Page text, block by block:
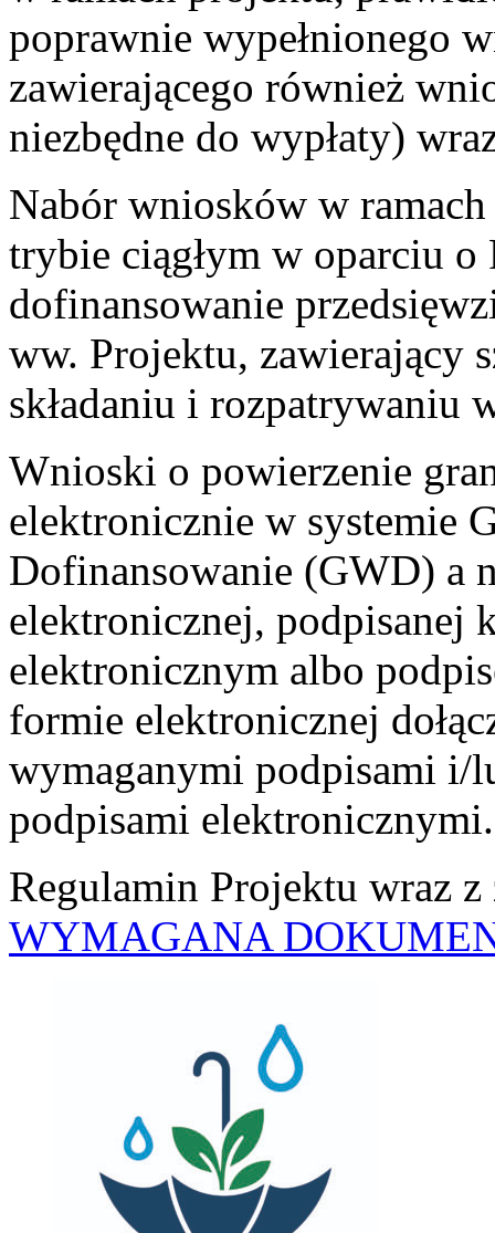
poprawnie wypełnionego
zawierającego również
niezbędne do wypłaty)
Nabór wniosków w
trybie ciągłym w oparciu
dofinansowanie
ww. Projektu, zawierający
składaniu i rozpatrywaniu
Wnioski o powierzenie
elektronicznie w systemie
Dofinansowanie (GWD) a
elektronicznej, podpisanej
elektronicznym albo
formie elektronicznej
wymaganymi podpisami i/
podpisami elektronicznymi.
Regulamin Projektu wraz z
WYMAGANA